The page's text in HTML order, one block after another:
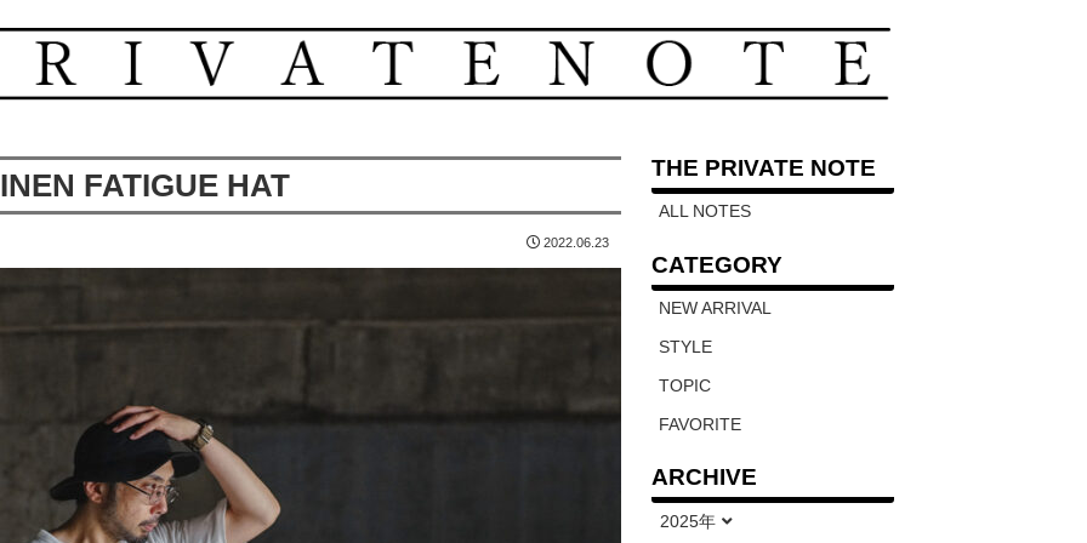
FATIGUE HAT
2022.06.23
THE PRIVATE NOTE
ALL NOTES
CATEGORY
NEW ARRIVAL
STYLE
TOPIC
FAVORITE
ARCHIVE
2025年